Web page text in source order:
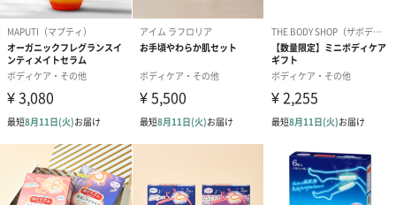
(*1)ハイブリッドローズ花エキス、ツバキ種子エキス､トウキ根エ
キス､ゲットウ葉エキス
(*2)ノバラ油、トウシキミ果実／種子油（保湿成分）
・デリケートなお肌の気になるエリアに
・ボディ全体のケアやマッサージオイルとして